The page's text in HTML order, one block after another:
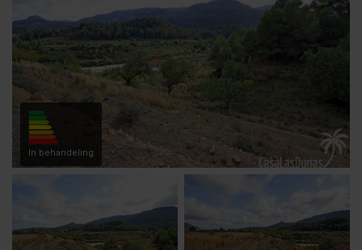
In behandeling